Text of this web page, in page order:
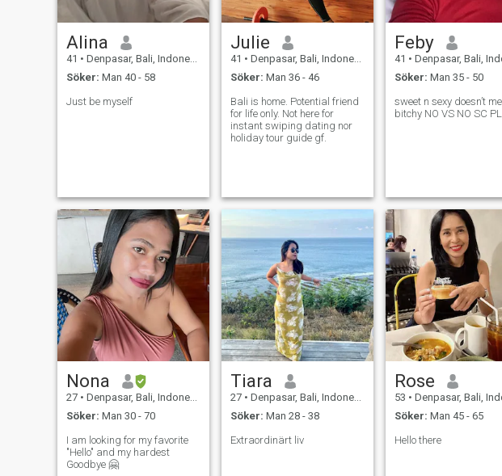
Alina
41 • Denpasar, Bali, Indonesien
Söker: Man 40 - 58
Just be myself
Julie
41 • Denpasar, Bali, Indonesien
Söker: Man 36 - 46
Bali is home. Potential friend
for life only. Not here for
instant swiping dating nor
holiday tour guide gf.
Feby
41 • Denpasar, Bali,
Söker: Man 35 - 50
sweet n sexy doesn’t
bitchy NO VS NO SC
Nona
27 • Denpasar, Bali, Indonesien
Söker: Man 30 - 70
I am looking for my favorite
"Hello" and my hardest
Goodbye 🤗
Tiara
27 • Denpasar, Bali, Indonesien
Söker: Man 28 - 38
Extraordinärt liv
Rose
53 • Denpasar, Bali,
Söker: Man 45 - 65
Hello there